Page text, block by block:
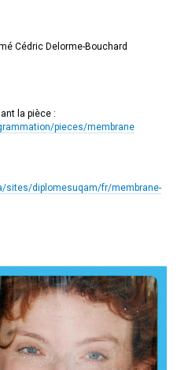
Cédric Delorme-Bouchard
la pièce :
pieces/membrane
sites/diplomesuqam/fr/membrane-